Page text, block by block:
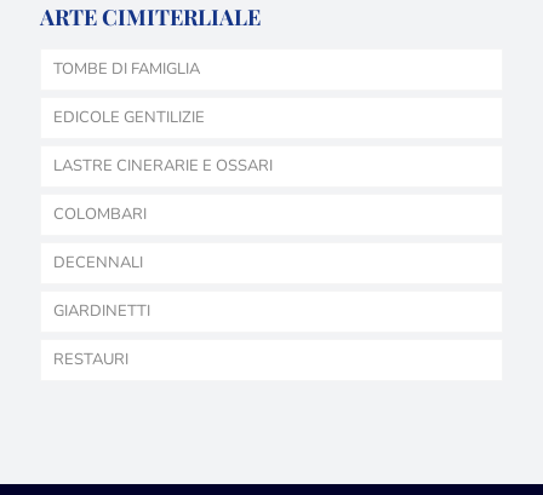
ARTE CIMITERLIALE
TOMBE DI FAMIGLIA
EDICOLE GENTILIZIE
LASTRE CINERARIE E OSSARI
COLOMBARI
DECENNALI
GIARDINETTI
RESTAURI